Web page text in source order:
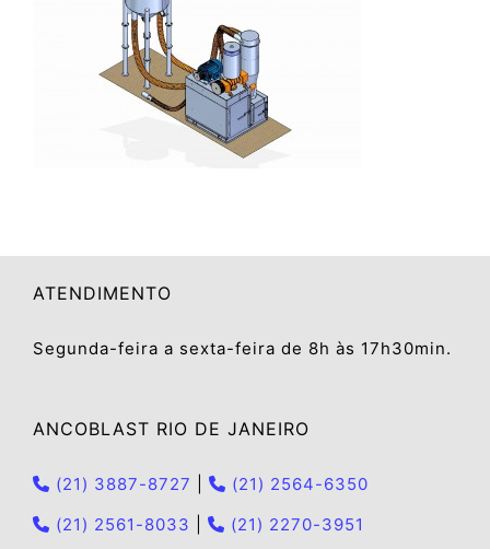
ATENDIMENTO
Segunda-feira a sexta-feira de 8h às 17h30min.
ANCOBLAST RIO DE JANEIRO
(21) 3887-8727
(21) 2564-6350
(21) 2561-8033
(21) 2270-3951